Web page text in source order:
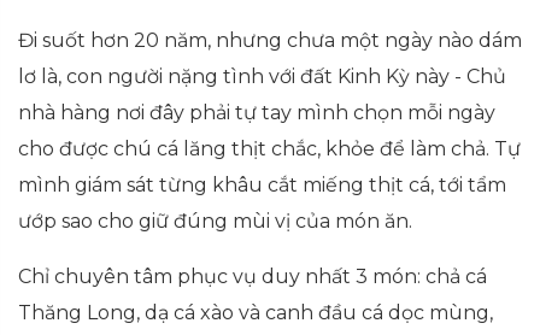
Đi suốt hơn 20 năm, nhưng chưa một ngày nào dám
lơ là, con người nặng tình với đất Kinh Kỳ này - Chủ
nhà hàng nơi đây phải tự tay mình chọn mỗi ngày
cho được chú cá lăng thịt chắc, khỏe để làm chả. Tự
mình giám sát từng khâu cắt miếng thịt cá, tới tẩm
ướp sao cho giữ đúng mùi vị của món ăn.
Chỉ chuyên tâm phục vụ duy nhất 3 món: chả cá
Thăng Long, dạ cá xào và canh đầu cá dọc mùng,